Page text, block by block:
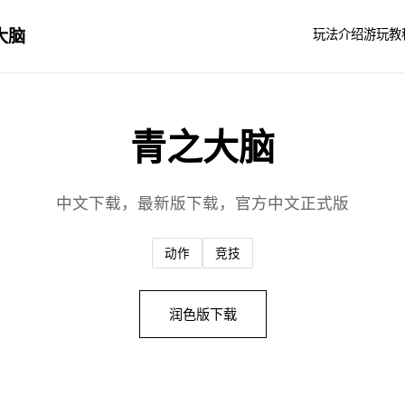
脑 玩法介绍游玩教
青之大脑
中文下载，最新版下载，官方中文正式版
动作 竞技
润色版下载